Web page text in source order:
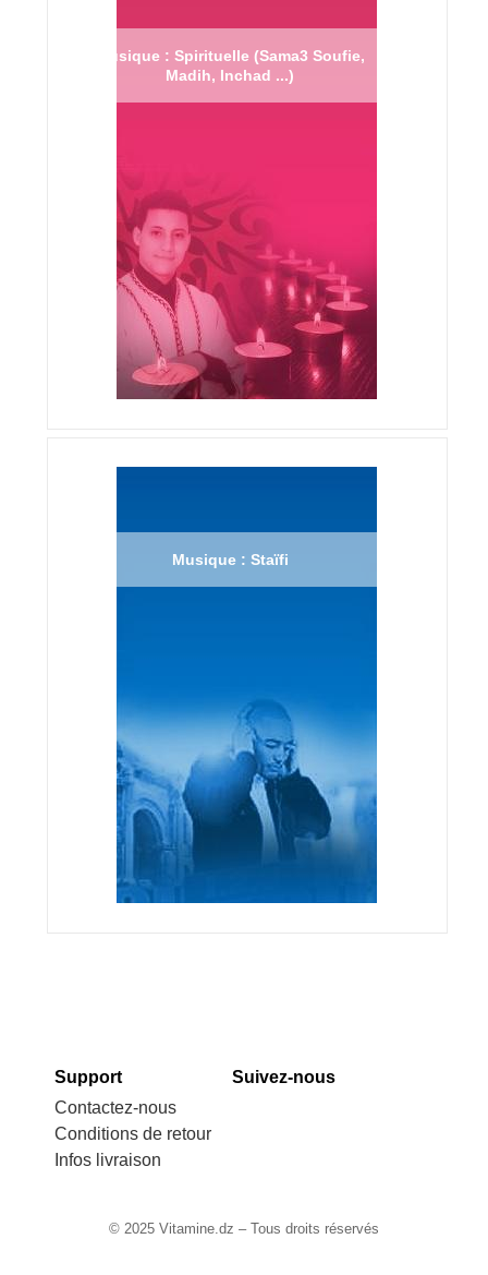
Musique : Spirituelle (Sama3 Soufie,
Madih, Inchad ...)
Musique : Staïfi
Support
Contactez-nous
Conditions de retour
Infos livraison
Suivez-nous
© 2025 Vitamine.dz – Tous droits réservés